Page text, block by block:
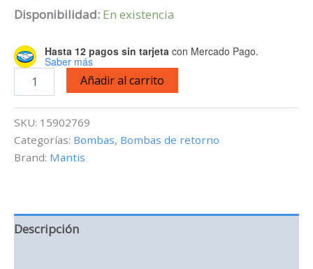
Disponibilidad: En existencia
Hasta 12 pagos sin tarjeta con Mercado Pago.
Saber más
TURBO
Bomba
de
retorno
l/h
cantidad
Añadir al carrito
SKU: 15902769
Categorías: Bombas, Bombas de retorno
Brand: Mantis
Descripción